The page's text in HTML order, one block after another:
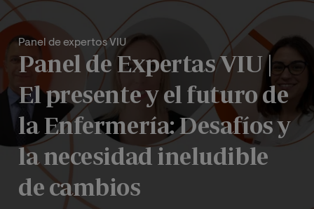
Panel de expertos VIU
Panel de Expertas VIU |
El presente y el futuro de
la Enfermería: Desafíos y
la necesidad ineludible
de cambios